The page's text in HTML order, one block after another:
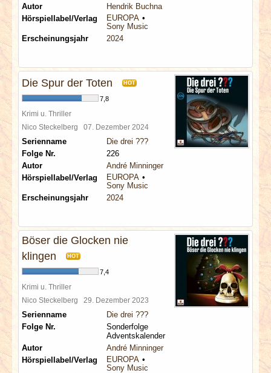
Autor
Hendrik Buchna
Hörspiellabel/Verlag
EUROPA
Sony Music
Erscheinungsjahr
2024
Die Spur der Toten HOT
7,8
Krimi u. Thriller
Nico Steckelberg 07. Dezember 2024
Serienname
Die drei ???
Folge Nr.
226
Autor
André Minninger
Hörspiellabel/Verlag
EUROPA
Sony Music
Erscheinungsjahr
2024
Böser die Glocken nie
klingen
HOT
7,4
Krimi u. Thriller
Nico Steckelberg 29. Dezember 2023
Serienname
Die drei ???
Folge Nr.
Sonderfolge
Adventskalender
Autor
André Minninger
Hörspiellabel/Verlag
EUROPA
Sony Music